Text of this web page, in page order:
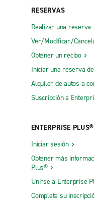
RESERVAS
Realizar una reserva
Ver/Modificar/
Obtener un recibo
Iniciar una reserva
Alquiler de autos a
Suscripción a
ENTERPRISE PLUS®
Iniciar sesión
Obtener más
Plus®
Unirse a Enterprise
Complete su